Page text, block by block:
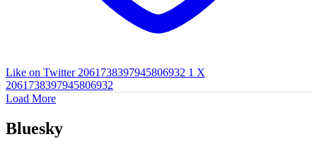
Like on Twitter 2061738397945806932 1 X
2061738397945806932
Load More
Bluesky